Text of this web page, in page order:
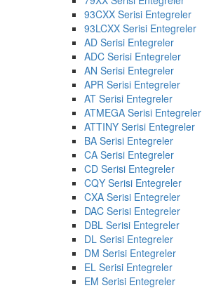
93CXX Serisi Entegreler
93LCXX Serisi Entegreler
AD Serisi Entegreler
ADC Serisi Entegreler
AN Serisi Entegreler
APR Serisi Entegreler
AT Serisi Entegreler
ATMEGA Serisi Entegreler
ATTINY Serisi Entegreler
BA Serisi Entegreler
CA Serisi Entegreler
CD Serisi Entegreler
CQY Serisi Entegreler
CXA Serisi Entegreler
DAC Serisi Entegreler
DBL Serisi Entegreler
DL Serisi Entegreler
DM Serisi Entegreler
EL Serisi Entegreler
EM Serisi Entegreler